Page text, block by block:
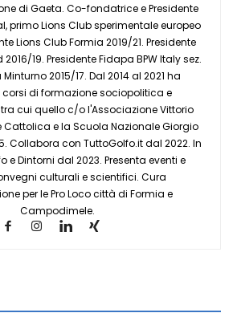
di Gaeta. Co-fondatrice e Presidente
primo Lions Club sperimentale europeo
Lions Club Formia 2019/21. Presidente
19. Presidente Fidapa BPW Italy sez.
2015/17. Dal 2014 al 2021 ha
di formazione sociopolitica e
cui quello c/o l'Associazione Vittorio
Cattolica e la Scuola Nazionale Giorgio
Collabora con TuttoGolfo.it dal 2022. In
e Dintorni dal 2023. Presenta eventi e
culturali e scientifici. Cura
per le Pro Loco città di Formia e
Campodimele.